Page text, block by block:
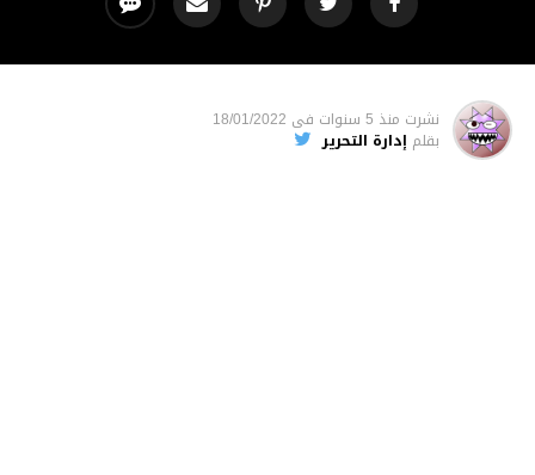
نشرت منذ 5 سنوات فى 18/01/2022
بقلم إدارة التحرير